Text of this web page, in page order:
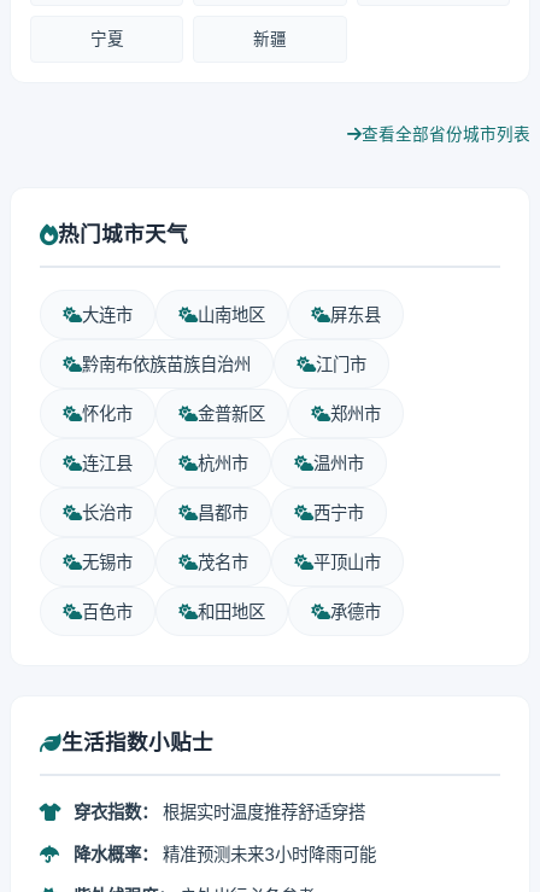
宁夏 新疆
查看全部省份城市列表
热门城市天气
大连市 山南地区 屏东县
黔南布依族苗族自治州 江门市
怀化市 金普新区 郑州市
连江县 杭州市 温州市
长治市 昌都市 西宁市
无锡市 茂名市 平顶山市
百色市 和田地区 承德市
生活指数小贴士
穿衣指数： 根据实时温度推荐舒适穿搭
降水概率： 精准预测未来3小时降雨可能